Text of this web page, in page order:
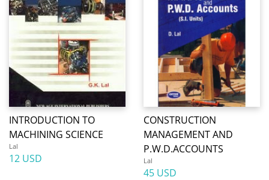
INTRODUCTION TO
MACHINING SCIENCE
Lal
12 USD
CONSTRUCTION
MANAGEMENT AND
P.W.D.ACCOUNTS
Lal
45 USD